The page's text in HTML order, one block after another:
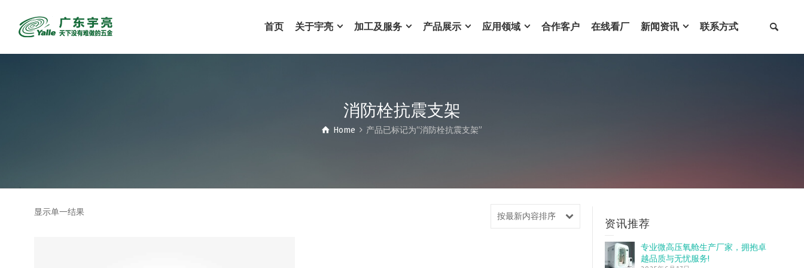
首页 关于宇亮 加工及服务 产品展示 应用领域 合作客户 在线看厂 新闻资讯 联系方式
消防栓抗震支架
Home 产品已标记为“消防栓抗震支架”
显示单一结果 按最新内容排序
资讯推荐
专业微高压氧舱生产厂家，拥抱卓
越品质与无忧服务!